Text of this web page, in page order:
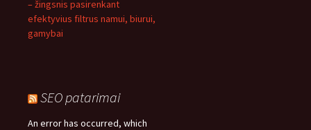
– žingsnis pasirenkant
efektyvius filtrus namui, biurui,
gamybai
SEO patarimai
An error has occurred, which